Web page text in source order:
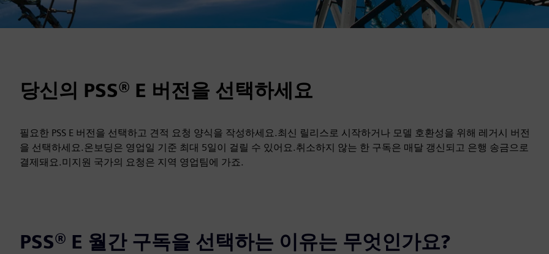
당신의 PSS® E 버전을 선택하세요
필요한 PSS E 버전을 선택하고 견적 요청 양식을 작성하세요.최신 릴리스로 시작하거나 모델 호환성을 위해 레거시 버전
을 선택하세요.온보딩은 영업일 기준 최대 5일이 걸릴 수 있어요.취소하지 않는 한 구독은 매달 갱신되고 은행 송금으로
결제돼요.미지원 국가의 요청은 지역 영업팀에 가죠.
PSS® E 월간 구독을 선택하는 이유는 무엇인가요?